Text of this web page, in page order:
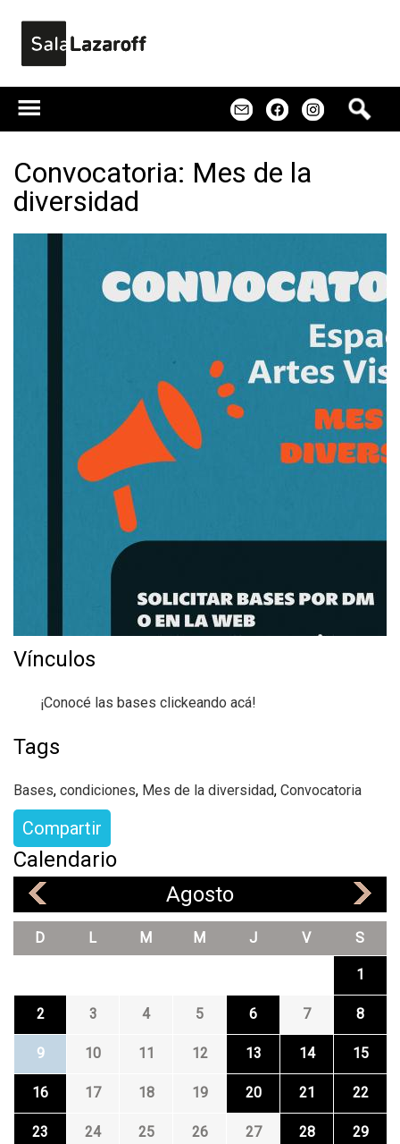
Convocatoria: Mes de la
diversidad
Vínculos
¡Conocé las bases clickeando acá!
Tags
Bases, condiciones, Mes de la diversidad, Convocatoria
Compartir
Calendario
Agosto
D L M M J V S
1
2 3 4 5 6 7 8
9 10 11 12 13 14 15
16 17 18 19 20 21 22
23 24 25 26 27 28 29
s